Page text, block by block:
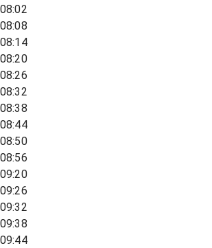
08:02
08:08
08:14
08:20
08:26
08:32
08:38
08:44
08:50
08:56
09:20
09:26
09:32
09:38
09:44